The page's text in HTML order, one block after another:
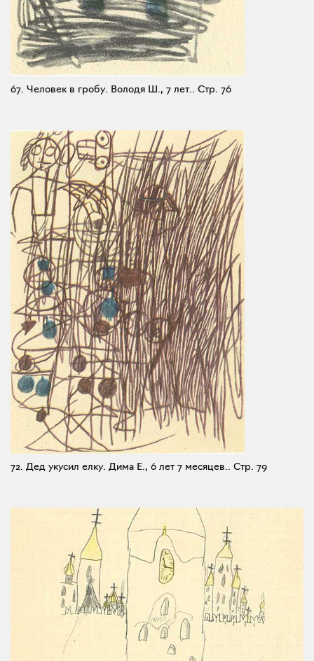
67. Человек в гробу. Володя Ш., 7 лет.. Стр. 76
72. Дед укусил елку. Дима Е., 6 лет 7 месяцев.. Стр. 79